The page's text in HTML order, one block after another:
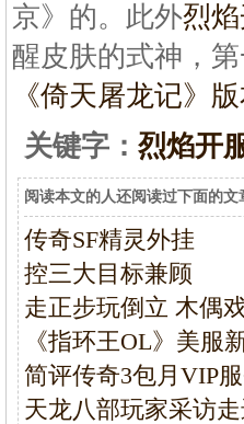
京》的。此外烈
醒皮肤的式神，
《倚天屠龙记》
关键字： 烈焰开
阅读本文的人还阅读过下面的文
传奇SF精灵外挂
控三大目标兼顾
走正步玩倒立 木偶
《指环王OL》美服
简评传奇3包月VIP
天龙八部玩家采访